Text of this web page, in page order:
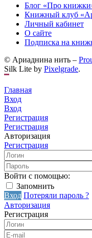
Блог «Про
Книжный клуб
Личный кабинет
О сайте
Подписка на
© Ариаднина нить –
Silk Lite by Pixelgrade.
Главная
Вход
Вход
Регистрация
Регистрация
Авторизация
Регистрация
Войти с помощью:
Запомнить
Вход Потеряли пароль ?
Авторизация
Регистрация